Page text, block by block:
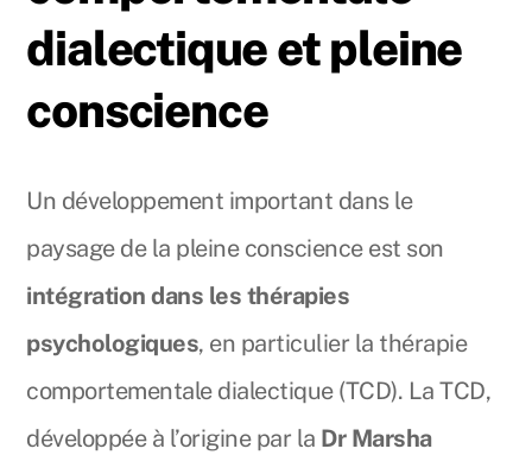
dialectique et pleine
conscience
Un développement important dans le
paysage de la pleine conscience est son
intégration dans les thérapies
psychologiques, en particulier la thérapie
comportementale dialectique (TCD). La TCD,
développée à l’origine par la Dr Marsha